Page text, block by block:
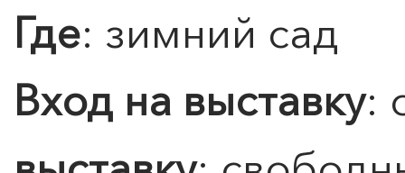
Где: зимний сад
Вход на выставку:
Берлинской